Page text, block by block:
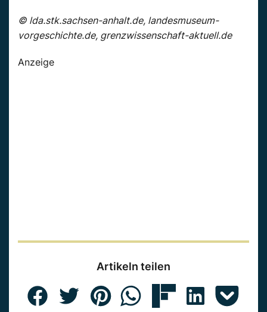
© lda.stk.sachsen-anhalt.de, landesmuseum-
vorgeschichte.de, grenzwissenschaft-aktuell.de
Anzeige
Artikeln teilen